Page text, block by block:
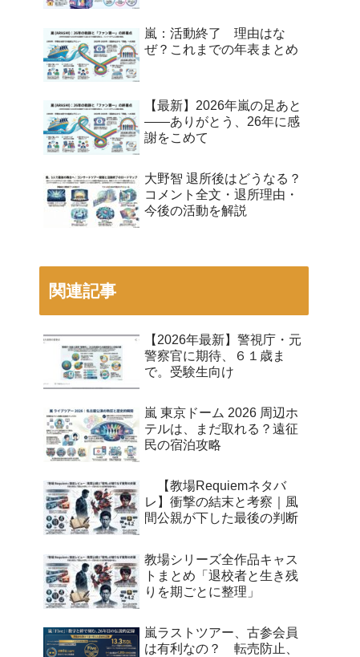
嵐：活動終了 理由はな
ぜ？これまでの年表まとめ
【最新】2026年嵐の足あと
——ありがとう、26年に感
謝をこめて
大野智 退所後はどうなる？
コメント全文・退所理由・
今後の活動を解説
関連記事
【2026年最新】警視庁・元
警察官に期待、６１歳ま
で。受験生向け
嵐 東京ドーム 2026 周辺ホ
テルは、まだ取れる？遠征
民の宿泊攻略
【教場Requiemネタバ
レ】衝撃の結末と考察｜風
間公親が下した最後の判断
教場シリーズ全作品キャス
トまとめ「退校者と生き残
りを期ごとに整理」
嵐ラストツアー、古参会員
は有利なの？ 転売防止、